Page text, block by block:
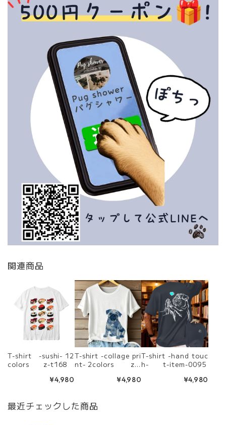
関連商品
T-shirt -sushi- 12
colors z-t168
¥4,980
T-shirt -collage pri
nt- 2colors z-t
¥4,980
T-shirt -hand touc
h- t-item-0095
¥4,980
最近チェックした商品